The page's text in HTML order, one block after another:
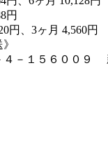
円
円、3ヶ月 4,560円
－１５６００９